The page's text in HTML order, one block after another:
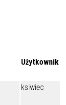
Użytkownik
ksiwiec